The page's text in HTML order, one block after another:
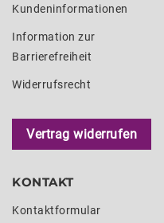
Kundeninformationen
Information zur
Barrierefreiheit
Widerrufsrecht
Vertrag widerrufen
KONTAKT
Kontaktformular